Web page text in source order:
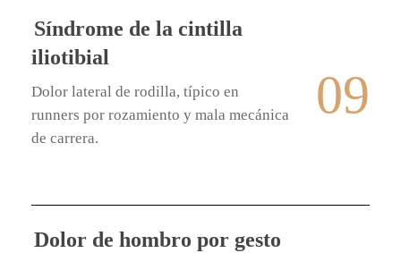
Síndrome de la cintilla
iliotibial
Dolor lateral de rodilla, típico en
runners por rozamiento y mala mecánica
de carrera.
09
Dolor de hombro por gesto